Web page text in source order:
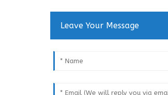
Leave Your Message